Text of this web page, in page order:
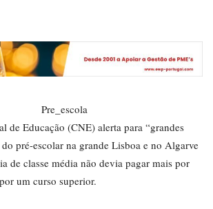
de Educação (CNE) alerta para “grandes
pré-escolar na grande Lisboa e no Algarve
de classe média não devia pagar mais por
um curso superior.